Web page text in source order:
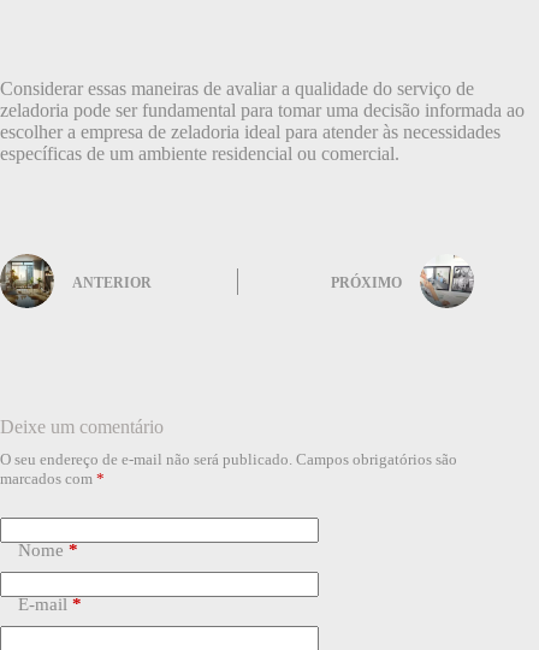
Considerar essas maneiras de avaliar a qualidade do serviço de
zeladoria pode ser fundamental para tomar uma decisão informada ao
escolher a empresa de zeladoria ideal para atender às necessidades
específicas de um ambiente residencial ou comercial.
ANTERIOR PRÓXIMO
Deixe um comentário
O seu endereço de e-mail não será publicado. Campos obrigatórios são
marcados com *
Nome *
E-mail *